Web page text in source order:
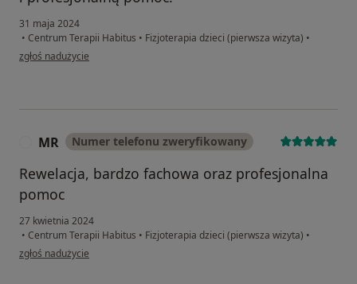
31 maja 2024
• Centrum Terapii Habitus • Fizjoterapia dzieci (pierwsza wizyta) •
w opinii użytkownika Krzysztof B.
zgłoś nadużycie
MR Numer telefonu zweryfikowany
Rewelacja, bardzo fachowa oraz profesjonalna
pomoc
27 kwietnia 2024
• Centrum Terapii Habitus • Fizjoterapia dzieci (pierwsza wizyta) •
w opinii użytkownika MR
zgłoś nadużycie